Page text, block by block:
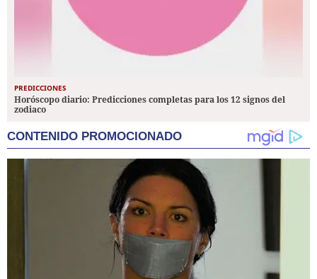
PREDICCIONES
Horóscopo diario: Predicciones completas para los 12 signos del
zodiaco
CONTENIDO PROMOCIONADO